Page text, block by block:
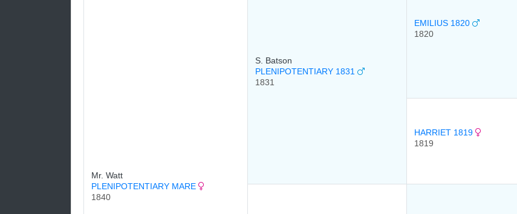
Mr. Watt
PLENIPOTENTIARY MARE
1840
S. Batson
PLENIPOTENTIARY 1831
1831
EMILIUS 1820
1820
HARRIET 1819
1819